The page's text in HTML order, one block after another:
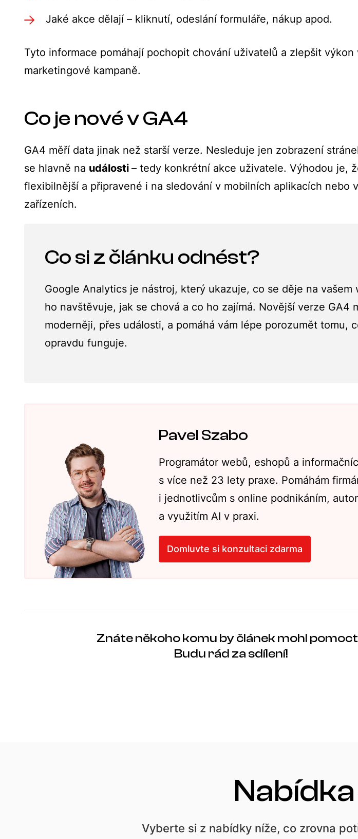
Jaké akce dělají – kliknutí, odeslání formuláře, nákup apod.
Tyto informace pomáhají pochopit chování uživatelů a zlepšit výkon
marketingové kampaně.
Co je nové v GA4
GA4 měří data jinak než starší verze. Nesleduje jen zobrazení
se hlavně na události – tedy konkrétní akce uživatele. Výhodou je,
flexibilnější a připravené i na sledování v mobilních aplikacích nebo
zařízeních.
Co si z článku odnést?
Google Analytics je nástroj, který ukazuje, co se děje na vašem
ho navštěvuje, jak se chová a co ho zajímá. Novější verze GA4
moderněji, přes události, a pomáhá vám lépe porozumět tomu,
opravdu funguje.
Pavel Szabo
Programátor webů, eshopů a
s více než 23 lety praxe. Pomáhám
i jednotlivcům s online podnikáním,
a využitím AI v praxi.
Domluvte si konzultaci zdarma
Znáte někoho komu by článek mohl
Budu rád za sdílení!
Vyberte si z nabídky níže, co zrovna